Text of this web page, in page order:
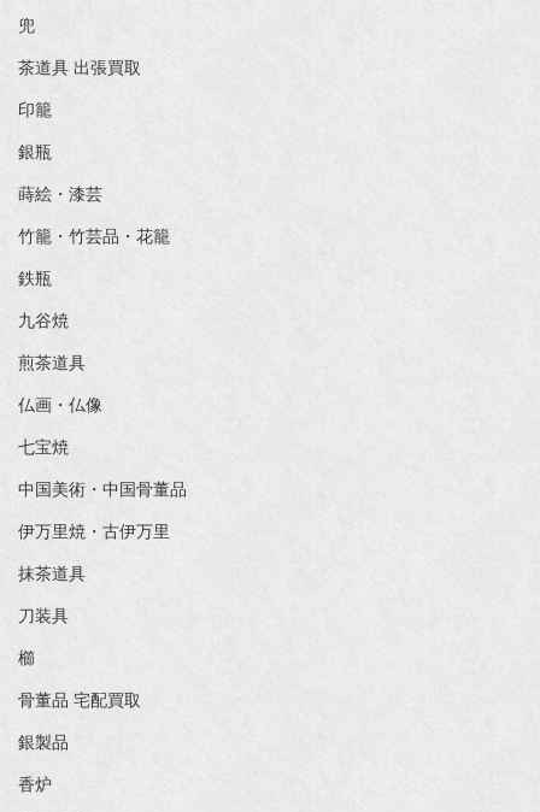
兜
茶道具 出張買取
印籠
銀瓶
蒔絵・漆芸
竹籠・竹芸品・花籠
鉄瓶
九谷焼
煎茶道具
仏画・仏像
七宝焼
中国美術・中国骨董品
伊万里焼・古伊万里
抹茶道具
刀装具
櫛
骨董品 宅配買取
銀製品
香炉